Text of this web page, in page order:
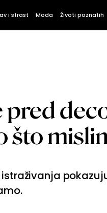
i strast Moda Životi poznatih
pred
što